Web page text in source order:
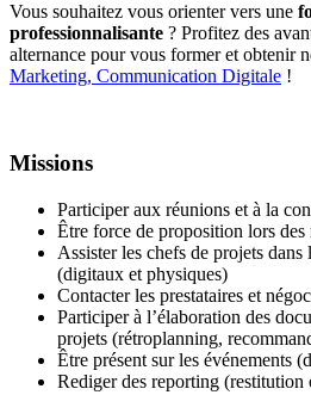
Vous souhaitez vous orienter vers une
professionnalisante ? Profitez des
alternance pour vous former et obtenir
Marketing, Communication Digitale !
Missions
Participer aux réunions et à la
Être force de proposition lors
Assister les chefs de projets dans
(digitaux et physiques)
Contacter les prestataires et
Participer à l’élaboration des
projets (rétroplanning,
Être présent sur les événements
Rediger des reporting (restitution